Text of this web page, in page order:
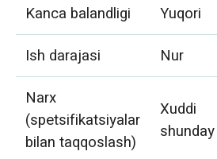
Kanca balandligi Yuqori
Ish darajasi
Nur
Narx
(spetsifikatsiyalar
bilan taqqoslash)
Xuddi
shunday